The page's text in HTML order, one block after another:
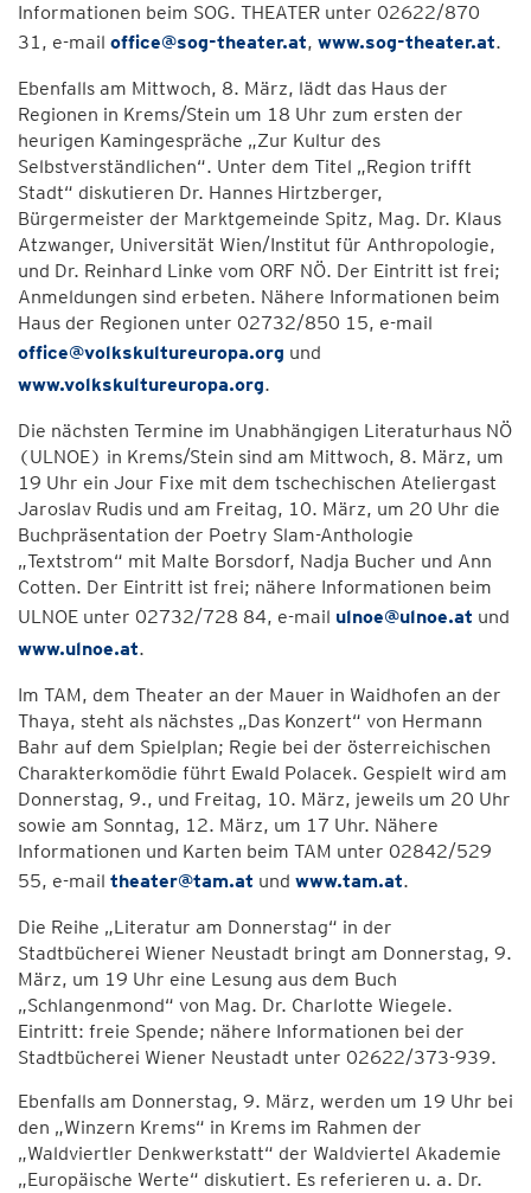
Informationen beim SOG. THEATER unter 02622/870
31, e-mail office@sog-theater.at, www.sog-theater.at.
Ebenfalls am Mittwoch, 8. März, lädt das Haus der
Regionen in Krems/Stein um 18 Uhr zum ersten der
heurigen Kamingespräche „Zur Kultur des
Selbstverständlichen“. Unter dem Titel „Region trifft
Stadt“ diskutieren Dr. Hannes Hirtzberger,
Bürgermeister der Marktgemeinde Spitz, Mag. Dr. Klaus
Atzwanger, Universität Wien/Institut für Anthropologie,
und Dr. Reinhard Linke vom ORF NÖ. Der Eintritt ist frei;
Anmeldungen sind erbeten. Nähere Informationen beim
Haus der Regionen unter 02732/850 15, e-mail
office@volkskultureuropa.org und
www.volkskultureuropa.org.
Die nächsten Termine im Unabhängigen Literaturhaus NÖ
(ULNOE) in Krems/Stein sind am Mittwoch, 8. März, um
19 Uhr ein Jour Fixe mit dem tschechischen Ateliergast
Jaroslav Rudis und am Freitag, 10. März, um 20 Uhr die
Buchpräsentation der Poetry Slam-Anthologie
„Textstrom“ mit Malte Borsdorf, Nadja Bucher und Ann
Cotten. Der Eintritt ist frei; nähere Informationen beim
ULNOE unter 02732/728 84, e-mail ulnoe@ulnoe.at und
www.ulnoe.at.
Im TAM, dem Theater an der Mauer in Waidhofen an der
Thaya, steht als nächstes „Das Konzert“ von Hermann
Bahr auf dem Spielplan; Regie bei der österreichischen
Charakterkomödie führt Ewald Polacek. Gespielt wird am
Donnerstag, 9., und Freitag, 10. März, jeweils um 20 Uhr
sowie am Sonntag, 12. März, um 17 Uhr. Nähere
Informationen und Karten beim TAM unter 02842/529
55, e-mail theater@tam.at und www.tam.at.
Die Reihe „Literatur am Donnerstag“ in der
Stadtbücherei Wiener Neustadt bringt am Donnerstag, 9.
März, um 19 Uhr eine Lesung aus dem Buch
„Schlangenmond“ von Mag. Dr. Charlotte Wiegele.
Eintritt: freie Spende; nähere Informationen bei der
Stadtbücherei Wiener Neustadt unter 02622/373-939.
Ebenfalls am Donnerstag, 9. März, werden um 19 Uhr bei
den „Winzern Krems“ in Krems im Rahmen der
„Waldviertler Denkwerkstatt“ der Waldviertel Akademie
„Europäische Werte“ diskutiert. Es referieren u. a. Dr.